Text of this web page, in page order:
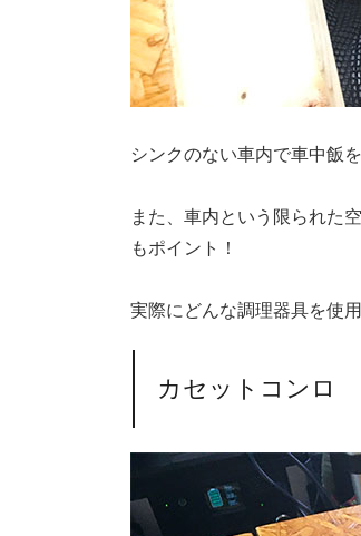
シンクのない車内で車中飯
また、車内という限られた
もポイント！
実際にどんな調理器具を使
カセットコンロ